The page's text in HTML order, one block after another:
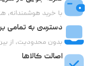
با خرید هوشمندانه،
دسترسی به تمامی
بدون محدودیت، از
اصالت کالاها